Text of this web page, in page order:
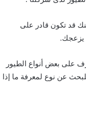
قد تكون قادر على
يزعجك.
على بعض أنواع الطيور
عن نوع لمعرفة ما إذا